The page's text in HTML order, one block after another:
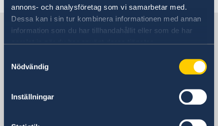
annons- och analysföretag som vi samarbetar med.
Dessa kan i sin tur kombinera informationen med annan
information som du har tillhandahållit eller som de har
samlat in när du har använt deras tjänster.
Nödvändig
Inställningar
Sverige i Rumänien, Bukarest
Sveriges ambassad
Sos. Kiseleff nr. 43